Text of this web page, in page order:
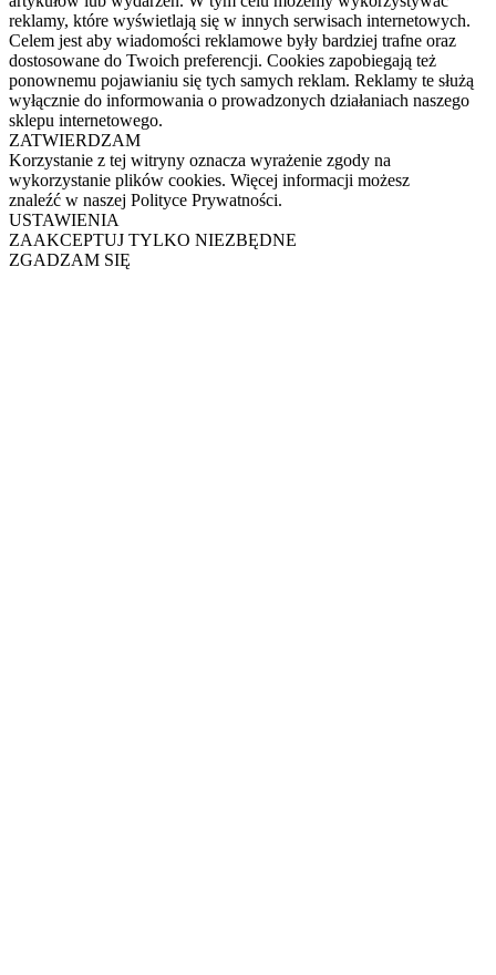
reklamy, które wyświetlają się w innych serwisach internetowych.
Celem jest aby wiadomości reklamowe były bardziej trafne oraz
dostosowane do Twoich preferencji. Cookies zapobiegają też
ponownemu pojawianiu się tych samych reklam. Reklamy te służą
wyłącznie do informowania o prowadzonych działaniach naszego
sklepu internetowego.
ZATWIERDZAM
Korzystanie z tej witryny oznacza wyrażenie zgody na
wykorzystanie plików cookies. Więcej informacji możesz
znaleźć w naszej Polityce Prywatności.
USTAWIENIA
ZAAKCEPTUJ TYLKO NIEZBĘDNE
ZGADZAM SIĘ